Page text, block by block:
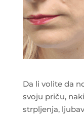
Da li volite da
svoju priču,
strpljenja,